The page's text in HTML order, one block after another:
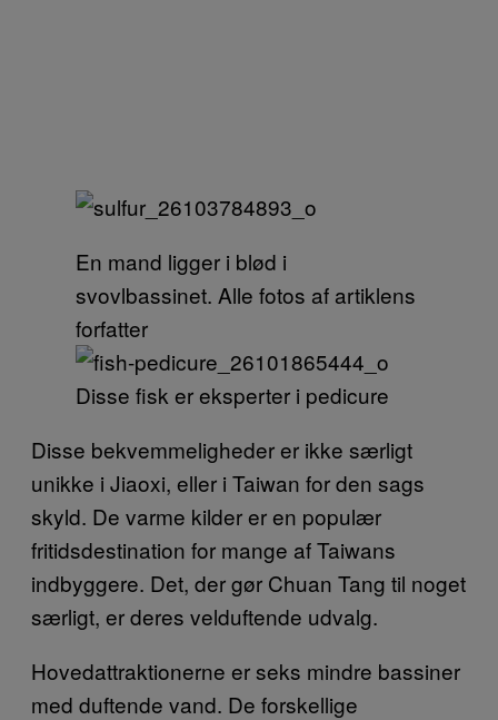
En mand ligger i blød i
svovlbassinet. Alle fotos af artiklens
forfatter
Disse fisk er eksperter i pedicure
Disse bekvemmeligheder er ikke særligt
unikke i Jiaoxi, eller i Taiwan for den sags
skyld. De varme kilder er en populær
fritidsdestination for mange af Taiwans
indbyggere. Det, der gør Chuan Tang til noget
særligt, er deres velduftende udvalg.
Hovedattraktionerne er seks mindre bassiner
med duftende vand. De forskellige